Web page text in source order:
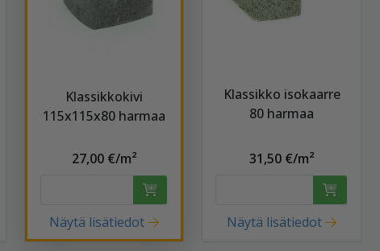
Klassikkokivi
115x115x80 harmaa
27,00 €/m²
Näytä lisätiedot
Klassikko isokaarre
80 harmaa
31,50 €/m²
Näytä lisätiedot